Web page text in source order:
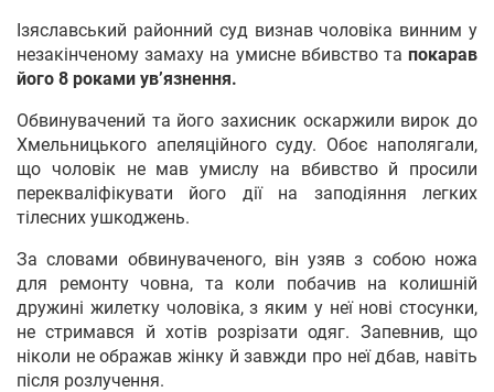
Ізяславський районний суд визнав чоловіка винним у
незакінченому замаху на умисне вбивство та покарав
його 8 роками ув’язнення.
Обвинувачений та його захисник оскаржили вирок до
Хмельницького апеляційного суду. Обоє наполягали,
що чоловік не мав умислу на вбивство й просили
перекваліфікувати його дії на заподіяння легких
тілесних ушкоджень.
За словами обвинуваченого, він узяв з собою ножа
для ремонту човна, та коли побачив на колишній
дружині жилетку чоловіка, з яким у неї нові стосунки,
не стримався й хотів розрізати одяг. Запевнив, що
ніколи не ображав жінку й завжди про неї дбав, навіть
після розлучення.